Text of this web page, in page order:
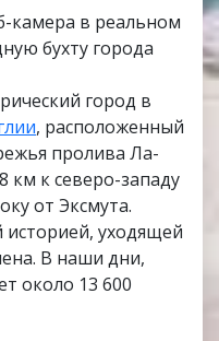
камера в реальном
бухту города
город в
, расположенный
пролива Ла-
км к северо-западу
от Эксмута.
историей, уходящей
В наши дни,
около 13 600